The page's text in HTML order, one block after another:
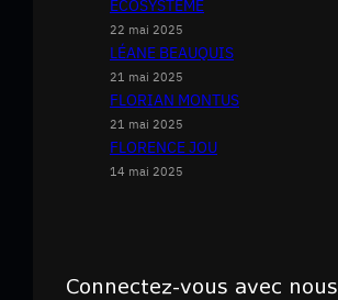
ÉCOSYSTÈME
22 mai 2025
LÉANE BEAUQUIS
21 mai 2025
FLORIAN MONTUS
21 mai 2025
FLORENCE JOU
14 mai 2025
Connectez-vous avec nous